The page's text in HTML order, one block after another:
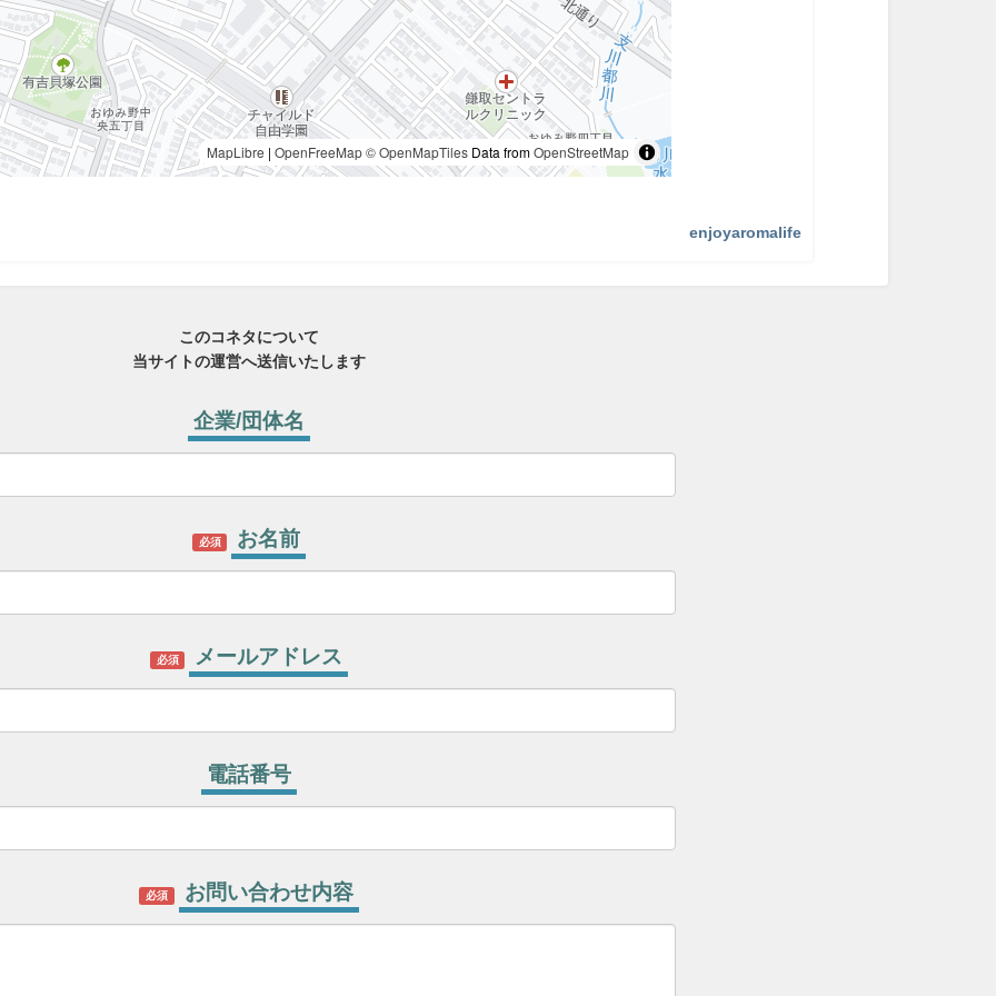
MapLibre | OpenFreeMap© OpenMapTiles Data fromOpenStreetMap
enjoyaromalife
このコネタについて
当サイトの運営へ送信いたします
企業/団体名
必須 お名前
必須 メールアドレス
電話番号
必須 お問い合わせ内容